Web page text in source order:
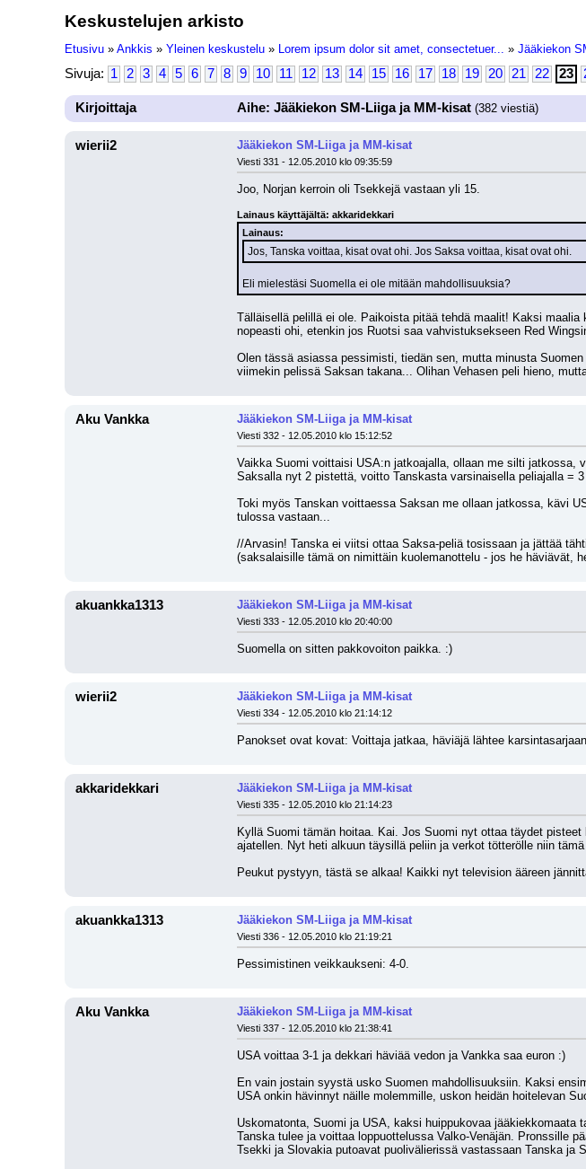
Keskustelujen arkisto
Etusivu » Ankkis » Yleinen keskustelu » Lorem ipsum dolor sit amet, consectetuer... » Jääkiekon
Sivuja: 1 2 3 4 5 6 7 8 9 10 11 12 13 14 15 16 17 18 19 20 21 22 23
Kirjoittaja Aihe: Jääkiekon SM-Liiga ja MM-kisat (382 viestiä)
wierii2 Jääkiekon SM-Liiga ja MM-kisat
Viesti 331 - 12.05.2010 klo 09:35:59
Joo, Norjan kerroin oli Tsekkejä vastaan yli 15.
Lainaus käyttäjältä: akkaridekkari
Lainaus:
Jos, Tanska voittaa, kisat ovat ohi. Jos Saksa voittaa, kisat ovat ohi.
Eli mielestäsi Suomella ei ole mitään mahdollisuuksia?
Tälläisellä pelillä ei ole. Paikoista pitää tehdä maalit! Kaksi
nopeasti ohi, etenkin jos Ruotsi saa vahvistuksekseen Red
Olen tässä asiassa pessimisti, tiedän sen, mutta minusta
viimekin pelissä Saksan takana... Olihan Vehasen peli hieno,
Aku Vankka Jääkiekon SM-Liiga ja MM-kisat
Viesti 332 - 12.05.2010 klo 15:12:52
Vaikka Suomi voittaisi USA:n jatkoajalla, ollaan me silti
Saksalla nyt 2 pistettä, voitto Tanskasta varsinaisella peliajalla =
Toki myös Tanskan voittaessa Saksan me ollaan jatkossa, kävi
tulossa vastaan...
//Arvasin! Tanska ei viitsi ottaa Saksa-peliä tosissaan ja jättää
(saksalaisille tämä on nimittäin kuolemanottelu - jos he häviävät,
akuankka1313 Jääkiekon SM-Liiga ja MM-kisat
Viesti 333 - 12.05.2010 klo 20:40:00
Suomella on sitten pakkovoiton paikka. :)
wierii2 Jääkiekon SM-Liiga ja MM-kisat
Viesti 334 - 12.05.2010 klo 21:14:12
Panokset ovat kovat: Voittaja jatkaa, häviäjä lähtee
akkaridekkari Jääkiekon SM-Liiga ja MM-kisat
Viesti 335 - 12.05.2010 klo 21:14:23
Kyllä Suomi tämän hoitaa. Kai. Jos Suomi nyt ottaa täydet
ajatellen. Nyt heti alkuun täysillä peliin ja verkot tötterölle niin
Peukut pystyyn, tästä se alkaa! Kaikki nyt television ääreen
akuankka1313 Jääkiekon SM-Liiga ja MM-kisat
Viesti 336 - 12.05.2010 klo 21:19:21
Pessimistinen veikkaukseni: 4-0.
Aku Vankka Jääkiekon SM-Liiga ja MM-kisat
Viesti 337 - 12.05.2010 klo 21:38:41
USA voittaa 3-1 ja dekkari häviää vedon ja Vankka saa euron :)
En vain jostain syystä usko Suomen mahdollisuuksiin. Kaksi
USA onkin hävinnyt näille molemmille, uskon heidän hoitelevan
Uskomatonta, Suomi ja USA, kaksi huippukovaa jääkiekkomaata
Tanska tulee ja voittaa loppuottelussa Valko-Venäjän. Pronssille
Tsekki ja Slovakia putoavat puolivälierissä vastassaan Tanska ja